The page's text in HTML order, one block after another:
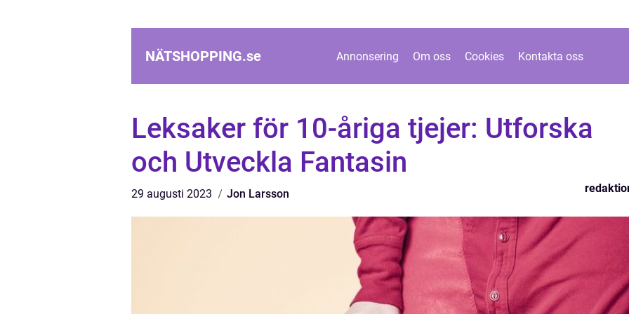
NÄTSHOPPING.se Annonsering Om oss Cookies Kontakta oss
Leksaker för 10-åriga tjejer: Utforska
och Utveckla Fantasin
29 augusti 2023 Jon Larsson